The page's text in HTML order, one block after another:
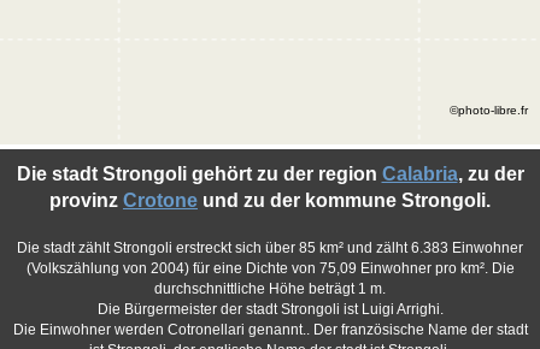
Die stadt Strongoli gehört zu der region Calabria, zu der
provinz Crotone und zu der kommune Strongoli.
Die stadt zählt Strongoli erstreckt sich über 85 km² und zälht 6.383 Einwohner
(Volkszählung von 2004) für eine Dichte von 75,09 Einwohner pro km². Die
durchschnittliche Höhe beträgt 1 m.
Die Bürgermeister der stadt Strongoli ist Luigi Arrighi.
Die Einwohner werden Cotronellari genannt.. Der französische Name der stadt
©photo-libre.fr